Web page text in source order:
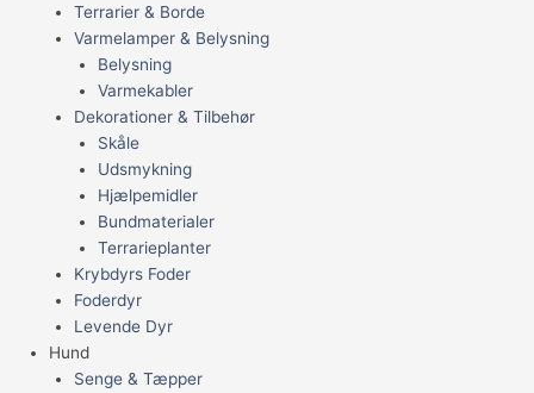
Terrarier & Borde
Varmelamper & Belysning
Belysning
Varmekabler
Dekorationer & Tilbehør
Skåle
Udsmykning
Hjælpemidler
Bundmaterialer
Terrarieplanter
Krybdyrs Foder
Foderdyr
Levende Dyr
Hund
Senge & Tæpper